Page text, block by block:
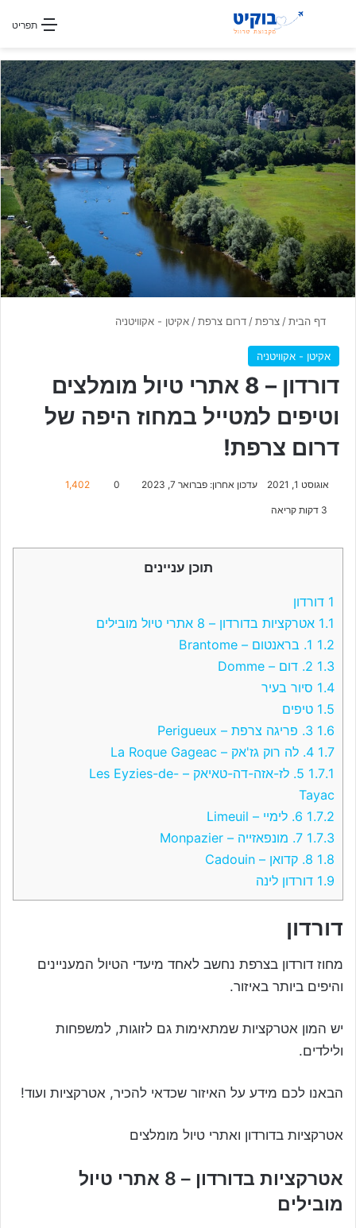
תפריט חפשו עבור
דף הבית/ צרפת/ דרום צרפת/ אקיטן - אקוויטניה
אקיטן - אקוויטניה
דורדון – 8 אתרי טיול מומלצים
וטיפים למטייל במחוז היפה של
דרום צרפת!
אוגוסט 1, 2021 עדכון אחרון: פברואר 7, 2023 0
1,402
תוכן עניינים
1 דורדון
1.1 אטרקציות בדורדון – 8 אתרי טיול מובילים
1.2
1.3
1.4 סיור בעיר
1.5 טיפים
1.6
1.7
1.7.1
5. לז-אזה-דה-טאיאק – Les Eyzies-de-
Tayac
1.7.2
1.7.3
1.8
1.9 דורדון לינה
דורדון
מחוז דורדון בצרפת נחשב לאחד מיעדי הטיול המעניינים
והיפים ביותר באיזור.
יש המון אטרקציות שמתאימות גם לזוגות, למשפחות
ולילדים.
הבאנו לכם מידע על האיזור שכדאי להכיר, אטרקציות ועוד!
אטרקציות בדורדון ואתרי טיול מומלצים
אטרקציות בדורדון – 8 אתרי טיול
מובילים